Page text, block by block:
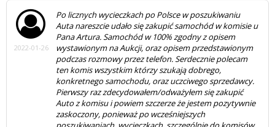
2019-10-28
Rewelacyjna ekipa! Autko dokładnie jak w ogłoszeniu,
przyjechałem, pojeździłem nim, obejrzałem, OSKP na
miejscu to i sprawdzili na szarpakach - wszystko gra.
Maszynka już zarejestrowana, pierwszy 1 tys. km za
mną, cieszę się, że tam trafiłem. Jak będę kiedyś
wymieniał auto, to też tu przyjadę - panowie mają nosa
do wyszukiwania prawdziwych perełek. Wszystkiego
dobrego, pozdrawiam serdecznie:-)
RAFAŁ